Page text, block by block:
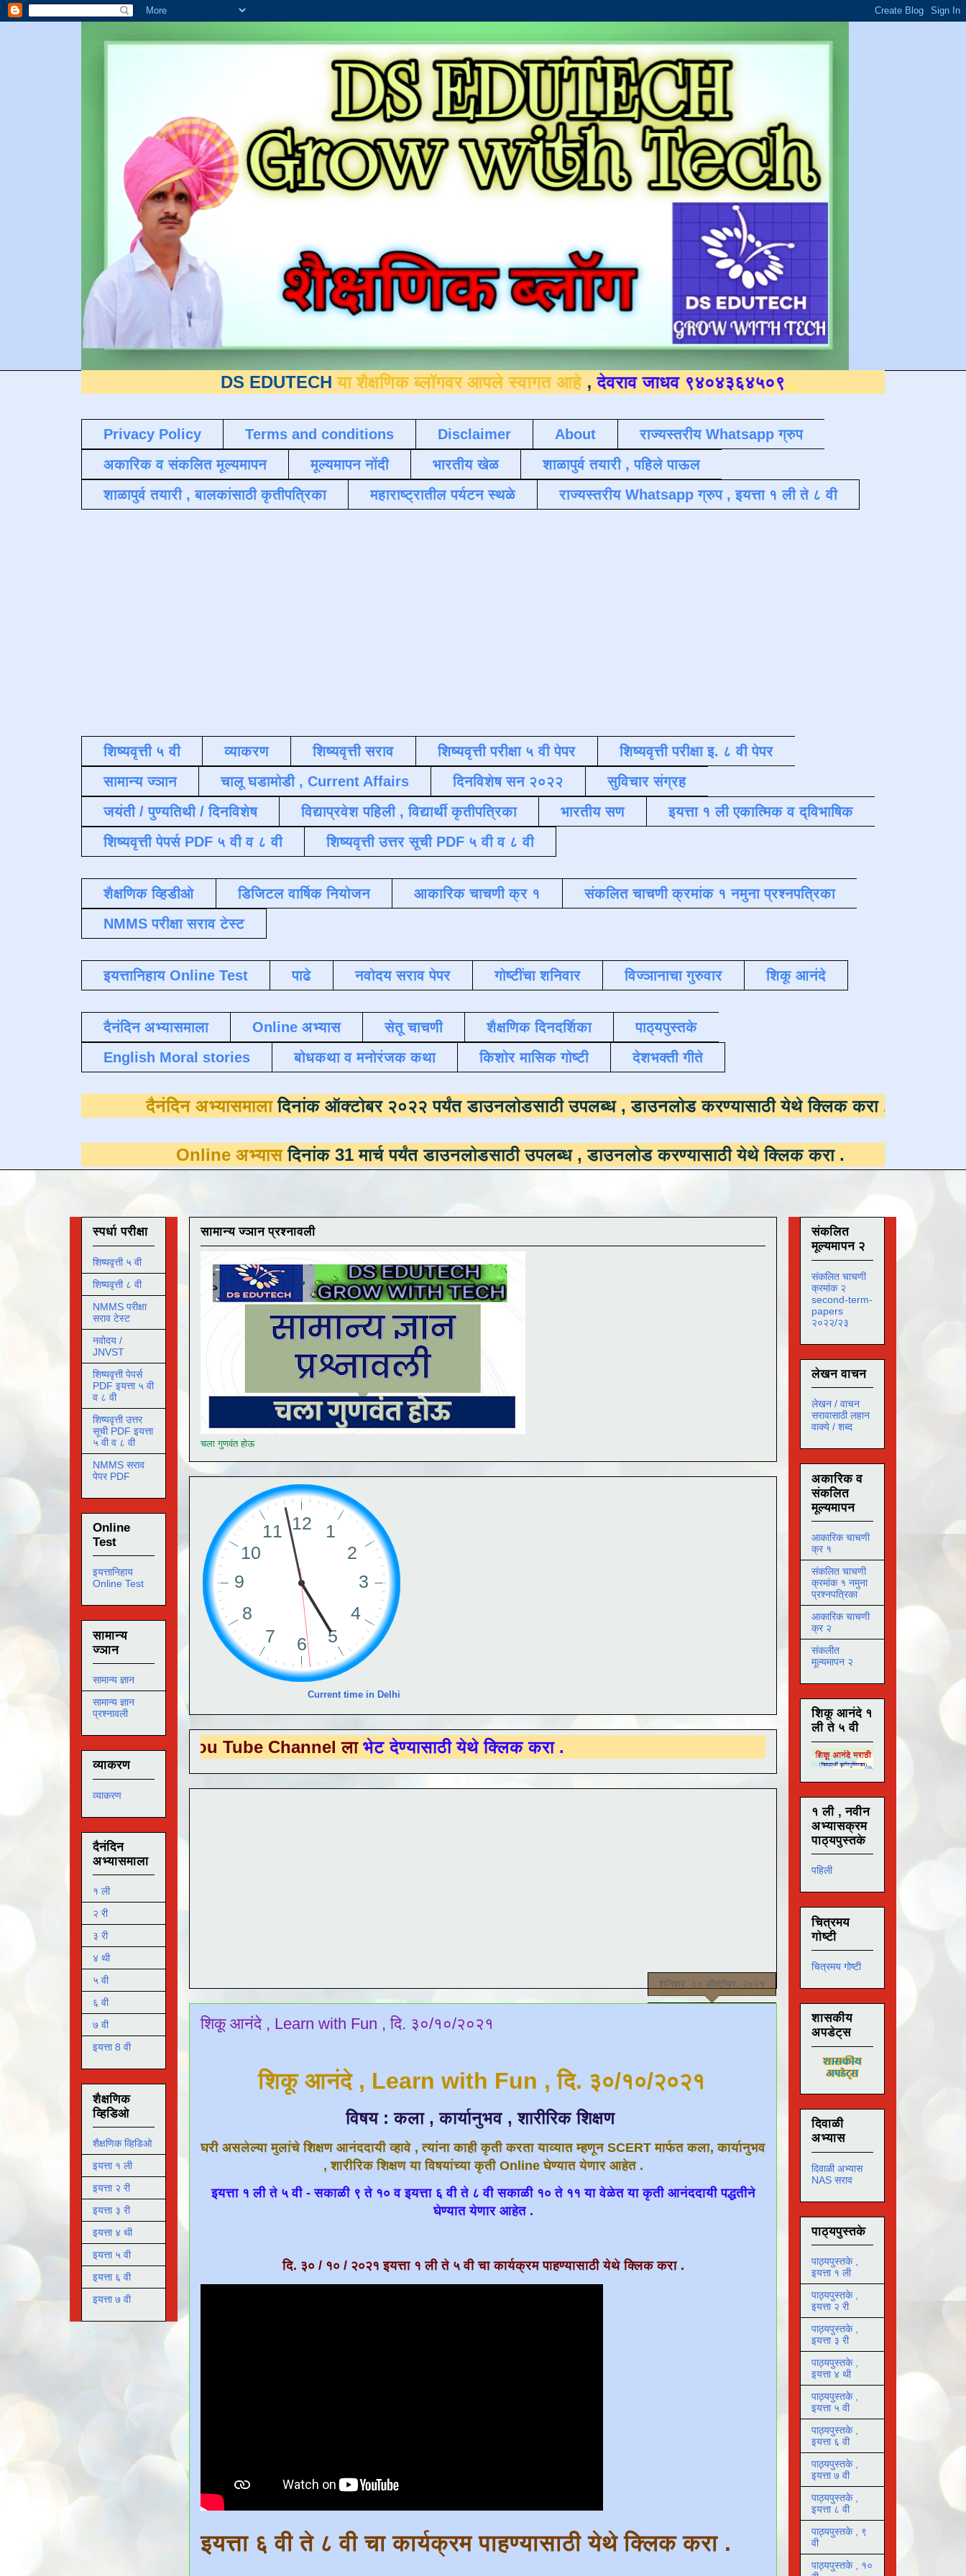
DS EDUTECH या शैक्षणिक ब्लॉगवर आपले स्वागत आहे,देवराव जाधव ९४०४३६४५०९ .
Privacy Policy Terms and conditions Disclaimer About
राज्यस्तरीय Whatsapp ग्रुप
अकारिक व संकलित मूल्यमापन
मूल्यमापन नोंदी भारतीय खेळ
शाळापुर्व तयारी , पहिले पाऊल
शाळापुर्व तयारी , बालकांसाठी कृतीपत्रिका
महाराष्ट्रातील पर्यटन स्थळे राज्यस्तरीय Whatsapp ग्रुप , इयत्ता १ ली ते ८ वी
शिष्यवृत्ती ५ वी व्याकरण शिष्यवृत्ती सराव शिष्यवृत्ती परीक्षा ५ वी पेपर
शिष्यवृत्ती परीक्षा इ. ८ वी पेपर
सामान्य ज्ञान
चालू घडामोडी , Current Affairs दिनविशेष सन २०२२
सुविचार संग्रह
जयंती / पुण्यतिथी / दिनविशेष
विद्याप्रवेश पहिली , विद्यार्थी कृतीपत्रिका भारतीय सण
इयत्ता १ ली एकात्मिक व द्विभाषिक
शिष्यवृत्ती पेपर्स PDF ५ वी व ८ वी
शिष्यवृत्ती उत्तर सूची PDF ५ वी व ८ वी
शैक्षणिक व्हिडीओ डिजिटल वार्षिक नियोजन आकारिक चाचणी क्र १
संकलित चाचणी क्रमांक १ नमुना प्रश्नपत्रिका
NMMS परीक्षा सराव टेस्ट
इयत्तानिहाय Online Test पाढे नवोदय सराव पेपर गोष्टींचा शनिवार विज्ञानाचा गुरुवार शिकू आनंदे
दैनंदिन अभ्यासमाला Online अभ्यास सेतू चाचणी शैक्षणिक दिनदर्शिका
पाठ्यपुस्तके
English Moral stories
बोधकथा व मनोरंजक कथा किशोर मासिक गोष्टी देशभक्ती गीते
दैनंदिन अभ्यासमालादिनांक ऑक्टोबर २०२२ पर्यंत डाउनलोडसाठी उपलब्ध ,डाउनलोड करण्यासाठी येथे क्लिक करा
Online अभ्यासदिनांक 31 मार्च पर्यंत डाउनलोडसाठी उपलब्ध ,डाउनलोड करण्यासाठी येथे क्लिक करा.
सामान्य ज्ञान प्रश्नावली
चला गुणवंत होऊ
Current time in Delhi
EDUTECHया You Tube Channel लाभेट देण्यासाठी येथे क्लिक करा .
शनिवार, ३० ऑक्टोबर, २०२१
शिकू आनंदे , Learn with Fun , दि. ३०/१०/२०२१
शिकू आनंदे , Learn with Fun , दि. ३०/१०/२०२१
विषय : कला , कार्यानुभव , शारीरिक शिक्षण
घरी असलेल्या मुलांचे शिक्षण आनंददायी व्हावे , त्यांना काही कृती करता याव्यात म्हणून SCERT मार्फत कला, कार्यानुभव
, शारीरिक शिक्षण या विषयांच्या कृती Online घेण्यात येणार आहेत .
इयत्ता १ ली ते ५ वी - सकाळी ९ ते १० व इयत्ता ६ वी ते ८ वी सकाळी १० ते ११ या वेळेत या कृती आनंददायी पद्धतीने
घेण्यात येणार आहेत .
दि. ३० / १० / २०२१ इयत्ता १ ली ते ५ वी चा कार्यक्रम पाहण्यासाठी येथे क्लिक करा .
इयत्ता ६ वी ते ८ वी चा कार्यक्रम पाहण्यासाठी येथे क्लिक करा .
स्पर्धा परीक्षा
शिष्यवृत्ती ५ वी
शिष्यवृत्ती ८ वी
NMMS परीक्षा
सराव टेस्ट
नवोदय /
JNVST
शिष्यवृत्ती पेपर्स
PDF इयत्ता ५ वी
व ८ वी
शिष्यवृत्ती उत्तर
सूची PDF इयत्ता
५ वी व ८ वी
NMMS सराव
पेपर PDF
Online
Test
इयत्तानिहाय
Online Test
सामान्य
ज्ञान
सामान्य ज्ञान
सामान्य ज्ञान
प्रश्नावली
व्याकरण
व्याकरण
दैनंदिन
अभ्यासमाला
१ ली
२ री
३ री
४ थी
५ वी
६ वी
७ वी
इयत्ता 8 वी
शैक्षणिक
व्हिडिओ
शैक्षणिक व्हिडिओ
इयत्ता १ ली
इयत्ता २ री
इयत्ता ३ री
इयत्ता ४ थी
इयत्ता ५ वी
इयत्ता ६ वी
इयत्ता ७ वी
संकलित
मूल्यमापन २
संकलित चाचणी
क्रमांक २
second-term-
papers
२०२२/२३
लेखन वाचन
लेखन / वाचन
सरावासाठी लहान
वाक्ये / शब्द
अकारिक व
संकलित
मूल्यमापन
आकारिक चाचणी
क्र १
संकलित चाचणी
क्रमांक १ नमुना
प्रश्नपत्रिका
आकारिक चाचणी
क्र २
संकलीत
मूल्यमापन २
शिकू आनंदे १
ली ते ५ वी
१ ली , नवीन
अभ्यासक्रम
पाठ्यपुस्तके
पहिली
चित्रमय
गोष्टी
चित्रमय गोष्टी
शासकीय
अपडेट्स
दिवाळी
अभ्यास
दिवाळी अभ्यास
NAS सराव
पाठ्यपुस्तके
पाठ्यपुस्तके ,
इयत्ता १ ली
पाठ्यपुस्तके ,
इयत्ता २ री
पाठ्यपुस्तके ,
इयत्ता ३ री
पाठ्यपुस्तके ,
इयत्ता ४ थी
पाठ्यपुस्तके ,
इयत्ता ५ वी
पाठ्यपुस्तके ,
इयत्ता ६ वी
पाठ्यपुस्तके ,
इयत्ता ७ वी
पाठ्यपुस्तके ,
इयत्ता ८ वी
पाठ्यपुस्तके , ९
वी
पाठ्यपुस्तके , १०